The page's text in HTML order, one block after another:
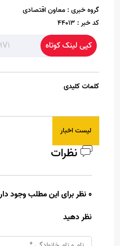
گروه خبری : معاون اقتصادی
کد خبر : 44013
کپی لینک کوتاه
کلمات کلیدی
لیست اخبار
نظرات
0 نظر برای این مطلب وجود دارد
نظر دهید